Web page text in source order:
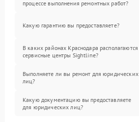
процессе выполнения ремонтных работ?
Какую гарантию вы предоставляете?
В каких районах Краснодара располагаются
сервисные центры Sightline?
Выполняете ли вы ремонт для юридических
лиц?
Какую документацию вы предоставляете
для юридических лиц?